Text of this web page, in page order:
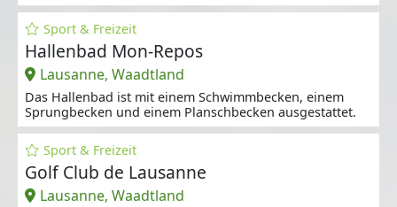
Sport & Freizeit
Hallenbad Mon-Repos
Lausanne, Waadtland
Das Hallenbad ist mit einem Schwimmbecken, einem
Sprungbecken und einem Planschbecken ausgestattet.
Sport & Freizeit
Golf Club de Lausanne
Lausanne, Waadtland